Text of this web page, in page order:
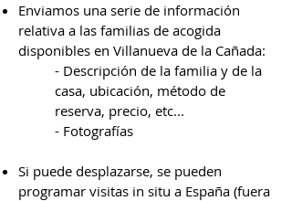
Enviamos una serie de información
relativa a las familias de acogida
disponibles en Villanueva de la Cañada:
- Descripción de la familia y de la
casa, ubicación, método de
reserva, precio, etc...
- Fotografías
Si puede desplazarse, se pueden
programar visitas in situ a España (fuera